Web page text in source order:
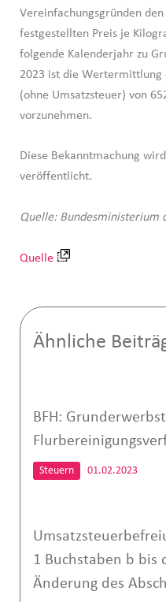
Vereinfachungsgründen
festgestellten Preis je
folgende Kalenderjahr zu
2023 ist die Wertermittlung
(ohne Umsatzsteuer) von
vorzunehmen.
Diese Bekanntmachung
veröffentlicht.
Quelle: Bundesministerium
Quelle
Ähnliche
BFH:
Steuern 01.02.2023
1 Buchstaben b bis
Änderung des